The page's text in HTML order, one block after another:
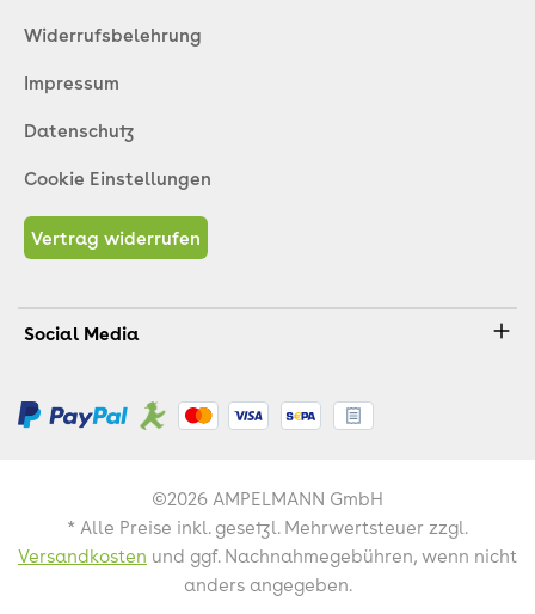
Widerrufsbelehrung
Impressum
Datenschutz
Cookie Einstellungen
Vertrag widerrufen
Social Media
©2026 AMPELMANN GmbH
* Alle Preise inkl. gesetzl. Mehrwertsteuer zzgl.
Versandkosten und ggf. Nachnahmegebühren, wenn nicht
anders angegeben.